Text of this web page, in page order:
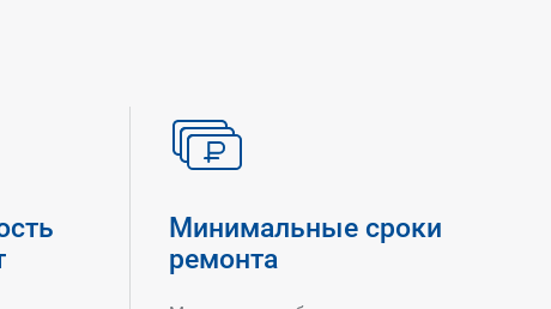
Минимальные сроки
ремонта